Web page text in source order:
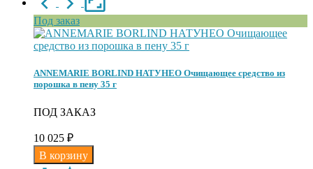
Под заказ
ANNEMARIE BORLIND НАТУНЕО Очищающее средство из
порошка в пену 35 г
ПОД ЗАКАЗ
10 025 ₽